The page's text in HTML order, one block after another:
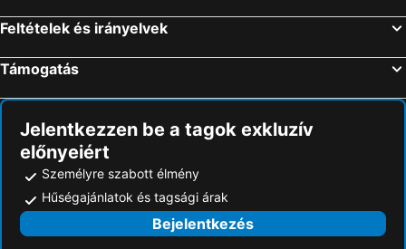
Szállás Krimml
Szállás Abersee
Szállás Hollersbach im Pinzgau
Szállás Fusch an der Glocknerstraße
Szállás Dorfgastein
Feltételek és irányelvek
Támogatás
Jelentkezzen be a tagok exkluzív
előnyeiért
Személyre szabott élmény
Hűségajánlatok és tagsági árak
Bejelentkezés